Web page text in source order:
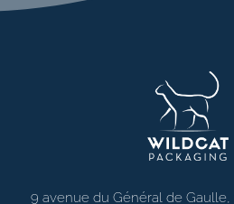
9 avenue du Général de Gaulle,